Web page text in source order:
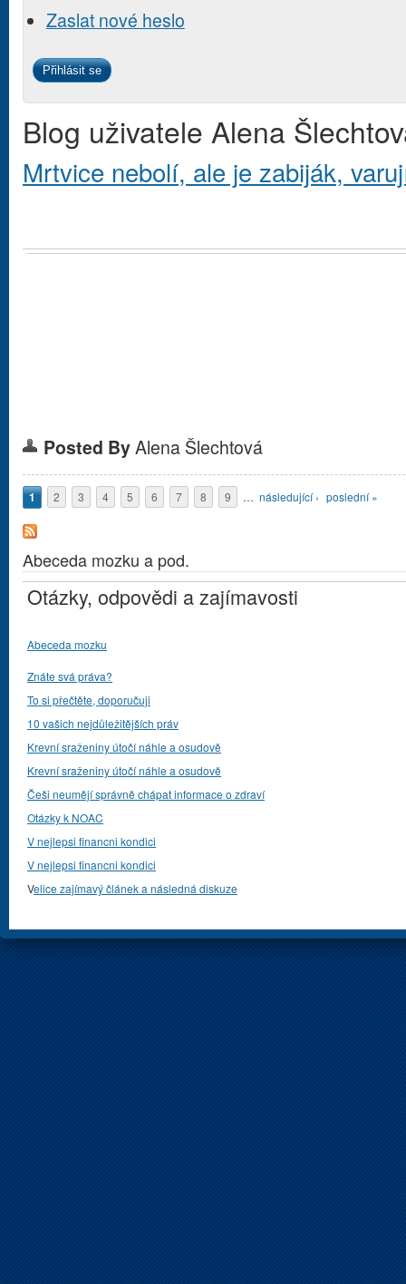
Zaslat nové heslo
Blog uživatele Alena
Mrtvice nebolí, ale je zabiják,
Posted ByAlena Šlechtová
Stránky
1 2 3 4 5 6 7 8 9 … následující › poslední »
Abeceda mozku a pod.
Otázky, odpovědi a zajímavosti
Abeceda mozku
Znáte svá práva?
To si přečtěte, doporučuji
10 vašich nejdůležitějších práv
Krevní sraženiny útočí náhle a osudově
Krevní sraženiny útočí náhle a osudově
Češi neumějí správně chápat informace o zdraví
Otázky k NOAC
V nejlepsi financni kondici
V nejlepsi financni kondici
Velice zajímavý článek a následná diskuze